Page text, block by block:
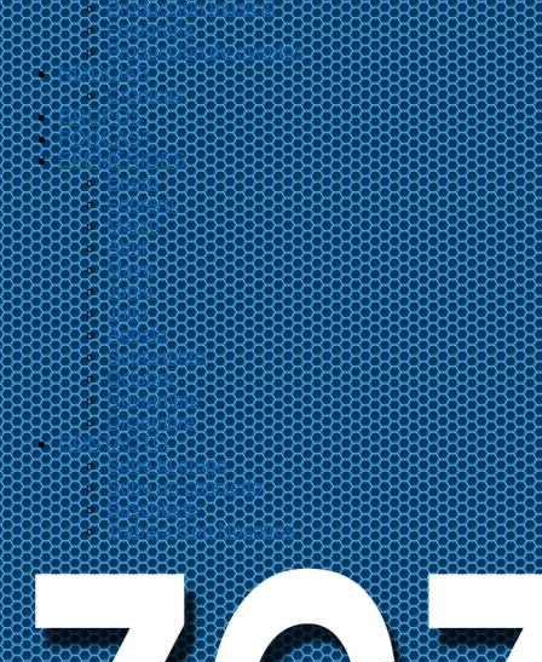
Producción musical
Fotografía
Producción de eventos
NOTICIAS
Crónicas
GRUPOS
PODCAST
EFEMÉRIDES
Enero
Febrero
Marzo
Abril
Mayo
Junio
Julio
Agosto
Septiembre
Octubre
Noviembre
Diciembre
CONTACTO
Sube tu grupo
Sube un concierto
Suscríbete
Trabaja Con Nosotros